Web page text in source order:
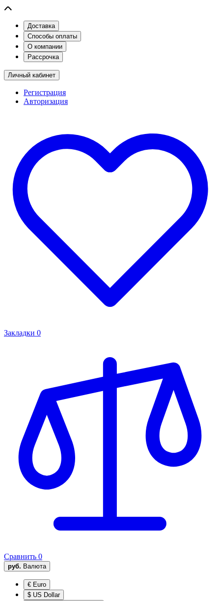
Доставка
Способы оплаты
О компании
Рассрочка
Личный кабинет
Регистрация
Авторизация
Закладки 0
Сравнить 0
руб. Валюта
€ Euro
$ US Dollar